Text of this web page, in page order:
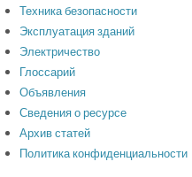
Техника безопасности
Эксплуатация зданий
Электричество
Глоссарий
Объявления
Сведения о ресурсе
Архив статей
Политика конфиденциальности